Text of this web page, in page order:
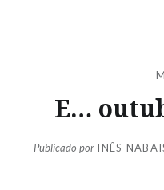
E…
Publicado por INÊS